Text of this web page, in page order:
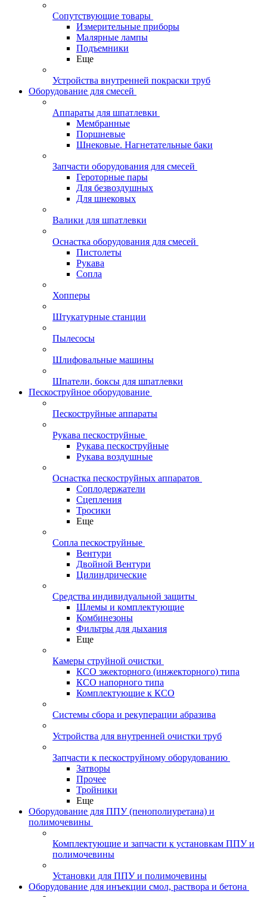
Сопутствующие товары
Измерительные приборы
Малярные лампы
Подъемники
Еще
Устройства внутренней покраски труб
Оборудование для смесей
Аппараты для шпатлевки
Мембранные
Поршневые
Шнековые. Нагнетательные баки
Запчасти оборудования для смесей
Героторные пары
Для безвоздушных
Для шнековых
Валики для шпатлевки
Оснастка оборудования для смесей
Пистолеты
Рукава
Сопла
Хопперы
Штукатурные станции
Пылесосы
Шлифовальные машины
Шпатели, боксы для шпатлевки
Пескоструйное оборудование
Пескоструйные аппараты
Рукава пескоструйные
Рукава пескоструйные
Рукава воздушные
Оснастка пескоструйных аппаратов
Соплодержатели
Сцепления
Тросики
Еще
Сопла пескоструйные
Вентури
Двойной Вентури
Цилиндрические
Средства индивидуальной защиты
Шлемы и комплектующие
Комбинезоны
Фильтры для дыхания
Еще
Камеры струйной очистки
КСО эжекторного (инжекторного) типа
КСО напорного типа
Комплектующие к КСО
Системы сбора и рекуперации абразива
Устройства для внутренней очистки труб
Запчасти к пескоструйному оборудованию
Затворы
Прочее
Тройники
Еще
Оборудование для ППУ (пенополиуретана) и
полимочевины
Комплектующие и запчасти к установкам ППУ и
полимочевины
Установки для ППУ и полимочевины
Оборудование для инъекции смол, раствора и бетона